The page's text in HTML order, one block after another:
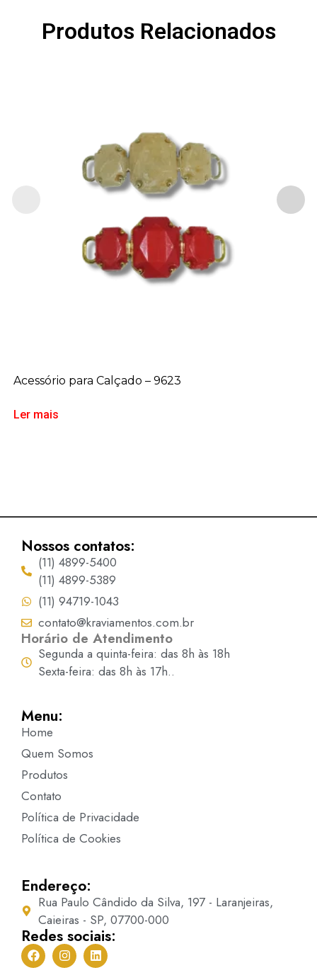
Produtos Relacionados
Acessório para Calçado – 9623
Ler mais
Nossos contatos:
(11) 4899-5400
(11) 4899-5389
(11) 94719-1043
contato@kraviamentos.com.br
Horário de Atendimento
Segunda a quinta-feira: das 8h às 18h
Sexta-feira: das 8h às 17h..
Menu:
Home
Quem Somos
Produtos
Contato
Política de Privacidade
Política de Cookies
Endereço:
Rua Paulo Cândido da Silva, 197 - Laranjeiras,
Caieiras - SP, 07700-000
Redes sociais: